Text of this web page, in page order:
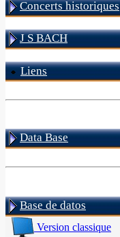
Concerts historiques
J S BACH
Liens
Data Base
Base de datos
Version classique